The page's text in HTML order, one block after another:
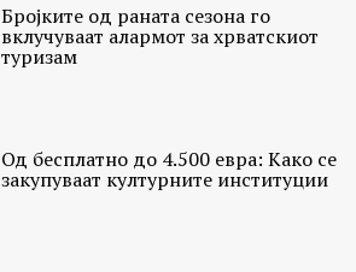
Бројките од раната сезона го
вклучуваат алармот за хрватскиот
туризам
Од бесплатно до 4.500 евра: Како се
закупуваат културните институции